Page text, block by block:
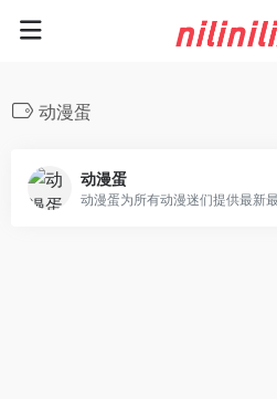
动漫蛋
动漫蛋